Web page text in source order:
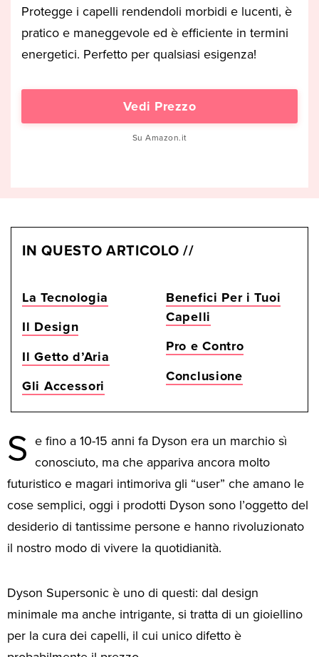
IN QUESTO ARTICOLO //
La Tecnologia
Il Design
Il Getto d’Aria
Gli Accessori
Benefici Per i Tuoi
Capelli
Pro e Contro
Conclusione
S e fino a 10-15 anni fa Dyson era un marchio sì
conosciuto, ma che appariva ancora molto
futuristico e magari intimoriva gli “user” che amano le
cose semplici, oggi i prodotti Dyson sono l’oggetto del
desiderio di tantissime persone e hanno rivoluzionato
il nostro modo di vivere la quotidianità.
Dyson Supersonic è uno di questi: dal design
minimale ma anche intrigante, si tratta di un gioiellino
per la cura dei capelli, il cui unico difetto è
Protegge i capelli rendendoli morbidi e lucenti, è
pratico e maneggevole ed è efficiente in termini
energetici. Perfetto per qualsiasi esigenza!
Vedi Prezzo
Su Amazon.it